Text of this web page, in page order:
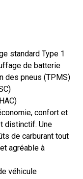
standard Type 1
de batterie
des pneus (TPMS)
confort et
distinctif. Une
de carburant tout
agréable à
véhicule